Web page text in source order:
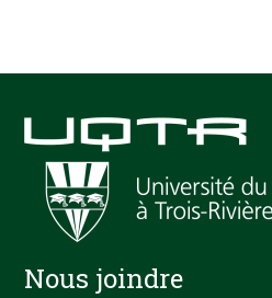
Nous joindre